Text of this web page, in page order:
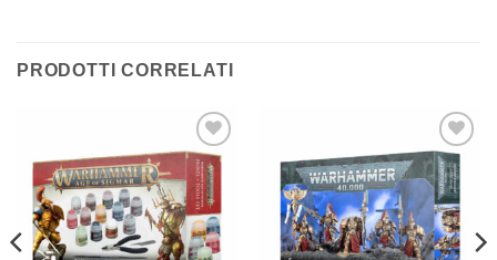
PRODOTTI CORRELATI
Aggiungi
alla lista
dei
desideri
Aggiungi
alla lista
dei
desideri